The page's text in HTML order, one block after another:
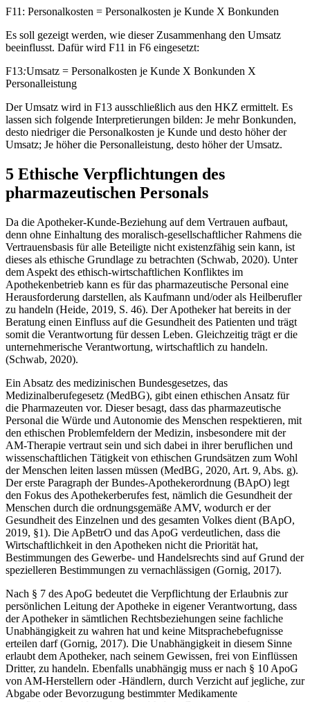
F11: Personalkosten = Personalkosten je Kunde X Bonkunden
Es soll gezeigt werden, wie dieser Zusammenhang den Umsatz
beeinflusst. Dafür wird F11 in F6 eingesetzt:
F13:Umsatz = Personalkosten je Kunde X Bonkunden X
Personalleistung
Der Umsatz wird in F13 ausschließlich aus den HKZ ermittelt. Es
lassen sich folgende Interpretierungen bilden: Je mehr Bonkunden,
desto niedriger die Personalkosten je Kunde und desto höher der
Umsatz; Je höher die Personalleistung, desto höher der Umsatz.
5 Ethische Verpflichtungen des
pharmazeutischen Personals
Da die Apotheker-Kunde-Beziehung auf dem Vertrauen aufbaut,
denn ohne Einhaltung des moralisch-gesellschaftlicher Rahmens die
Vertrauensbasis für alle Beteiligte nicht existenzfähig sein kann, ist
dieses als ethische Grundlage zu betrachten (Schwab, 2020). Unter
dem Aspekt des ethisch-wirtschaftlichen Konfliktes im
Apothekenbetrieb kann es für das pharmazeutische Personal eine
Herausforderung darstellen, als Kaufmann und/oder als Heilberufler
zu handeln (Heide, 2019, S. 46). Der Apotheker hat bereits in der
Beratung einen Einfluss auf die Gesundheit des Patienten und trägt
somit die Verantwortung für dessen Leben. Gleichzeitig trägt er die
unternehmerische Verantwortung, wirtschaftlich zu handeln.
(Schwab, 2020).
Ein Absatz des medizinischen Bundesgesetzes, das
Medizinalberufegesetz (MedBG), gibt einen ethischen Ansatz für
die Pharmazeuten vor. Dieser besagt, dass das pharmazeutische
Personal die Würde und Autonomie des Menschen respektieren, mit
den ethischen Problemfeldern der Medizin, insbesondere mit der
AM-Therapie vertraut sein und sich dabei in ihrer beruflichen und
wissenschaftlichen Tätigkeit von ethischen Grundsätzen zum Wohl
der Menschen leiten lassen müssen (MedBG, 2020, Art. 9, Abs. g).
Der erste Paragraph der Bundes-Apothekerordnung (BApO) legt
den Fokus des Apothekerberufes fest, nämlich die Gesundheit der
Menschen durch die ordnungsgemäße AMV, wodurch er der
Gesundheit des Einzelnen und des gesamten Volkes dient (BApO,
2019, §1). Die ApBetrO und das ApoG verdeutlichen, dass die
Wirtschaftlichkeit in den Apotheken nicht die Priorität hat,
Bestimmungen des Gewerbe- und Handelsrechts sind auf Grund der
spezielleren Bestimmungen zu vernachlässigen (Gornig, 2017).
Nach § 7 des ApoG bedeutet die Verpflichtung der Erlaubnis zur
persönlichen Leitung der Apotheke in eigener Verantwortung, dass
der Apotheker in sämtlichen Rechtsbeziehungen seine fachliche
Unabhängigkeit zu wahren hat und keine Mitsprachebefugnisse
erteilen darf (Gornig, 2017). Die Unabhängigkeit in diesem Sinne
erlaubt dem Apotheker, nach seinem Gewissen, frei von Einflüssen
Dritter, zu handeln. Ebenfalls unabhängig muss er nach § 10 ApoG
von AM-Herstellern oder -Händlern, durch Verzicht auf jegliche, zur
Abgabe oder Bevorzugung bestimmter Medikamente